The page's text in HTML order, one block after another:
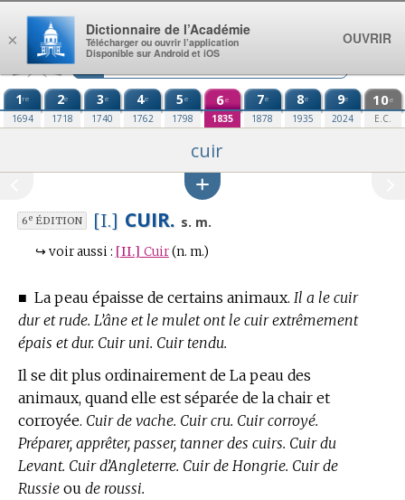
Aller au contenu
1re
1694
2e
1718
3e
1740
4e
1762
5e
1798
6e
1835
7e
1878
8e
1935
9e
2024
10e
E.C.
cuir
6eÉDITION [I.] CUIR. s. m.
↪ voir aussi : [II.] Cuir (n. m.)
■ La peau épaisse de certains animaux. Il a le cuir
dur et rude. L’âne et le mulet ont le cuir extrêmement
épais et dur. Cuir uni. Cuir tendu.
Il se dit plus ordinairement de La peau des
animaux, quand elle est séparée de la chair et
corroyée. Cuir de vache. Cuir cru. Cuir corroyé.
Préparer, apprêter, passer, tanner des cuirs. Cuir du
Levant. Cuir d’Angleterre. Cuir de Hongrie. Cuir de
Russie ou de roussi.
×
Dictionnaire de l’Académie
Télécharger ou ouvrir l’application
Disponible sur Android et iOS
OUVRIR